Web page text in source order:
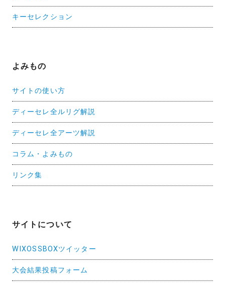
キーセレクション
よみもの
サイトの使い方
ディーセレ全ルリグ解説
ディーセレ全アーツ解説
コラム・よみもの
リンク集
サイトについて
WIXOSSBOXツイッター
大会結果投稿フォーム